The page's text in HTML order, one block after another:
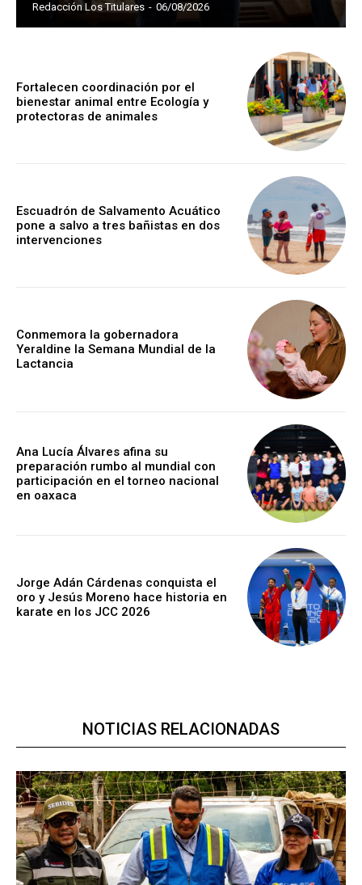
Redacción Los Titulares - 06/08/2026
Fortalecen coordinación por el
bienestar animal entre Ecología y
protectoras de animales
Escuadrón de Salvamento Acuático
pone a salvo a tres bañistas en dos
intervenciones
Conmemora la gobernadora
Yeraldine la Semana Mundial de la
Lactancia
Ana Lucía Álvares afina su
preparación rumbo al mundial con
participación en el torneo nacional
en oaxaca
Jorge Adán Cárdenas conquista el
oro y Jesús Moreno hace historia en
karate en los JCC 2026
NOTICIAS RELACIONADAS